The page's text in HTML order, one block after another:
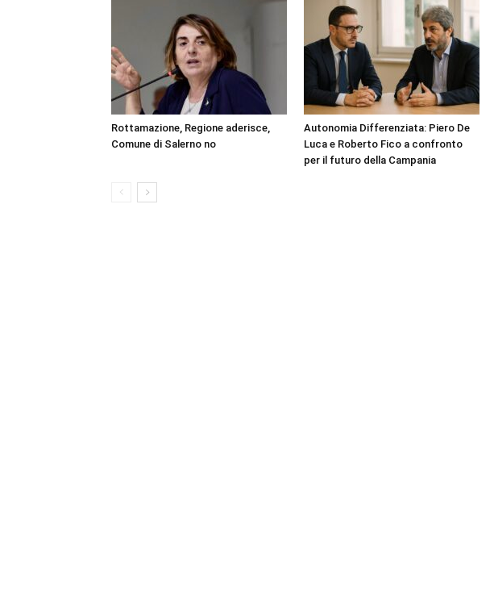
Rottamazione, Regione aderisce,
Comune di Salerno no
Autonomia Differenziata: Piero De
Luca e Roberto Fico a confronto
per il futuro della Campania